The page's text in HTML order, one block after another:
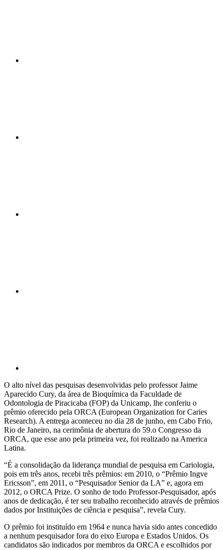
O alto nível das pesquisas desenvolvidas pelo professor Jaime
Aparecido Cury, da área de Bioquímica da Faculdade de
Odontologia de Piracicaba (FOP) da Unicamp, lhe conferiu o
prêmio oferecido pela ORCA (European Organization for Caries
Research). A entrega aconteceu no dia 28 de junho, em Cabo Frio,
Rio de Janeiro, na cerimônia de abertura do 59.o Congresso da
ORCA, que esse ano pela primeira vez, foi realizado na America
Latina.
“É a consolidação da liderança mundial de pesquisa em Cariologia,
pois em três anos, recebi três prêmios: em 2010, o “Prêmio Ingve
Ericsson”, em 2011, o “Pesquisador Senior da LA” e, agora em
2012, o ORCA Prize. O sonho de todo Professor-Pesquisador, após
anos de dedicação, é ter seu trabalho reconhecido através de prêmios
dados por Instituições de ciência e pesquisa”, revela Cury.
O prêmio foi instituído em 1964 e nunca havia sido antes concedido
a nenhum pesquisador fora do eixo Europa e Estados Unidos. Os
candidatos são indicados por membros da ORCA e escolhidos por